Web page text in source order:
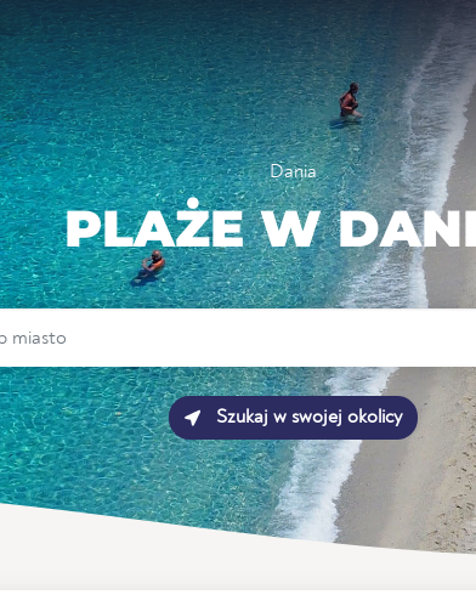
Dania
PLAŻE W
Szukaj w swojej okolicy